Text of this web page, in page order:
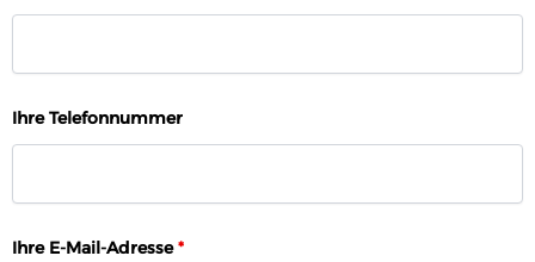
Ihre Telefonnummer
Ihre E-Mail-Adresse*